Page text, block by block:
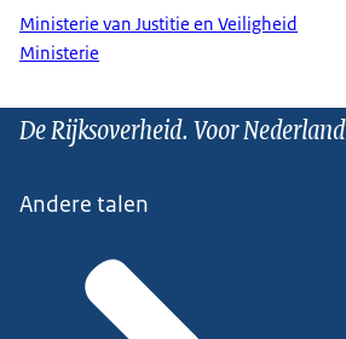
Ministerie van Justitie en Veiligheid
Ministerie
De Rijksoverheid. Voor Nederland
Andere talen